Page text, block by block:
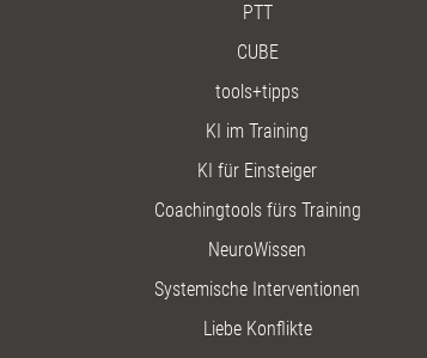
PTT
CUBE
tools+tipps
KI im Training
KI für Einsteiger
Coachingtools fürs Training
NeuroWissen
Systemische Interventionen
Liebe Konflikte